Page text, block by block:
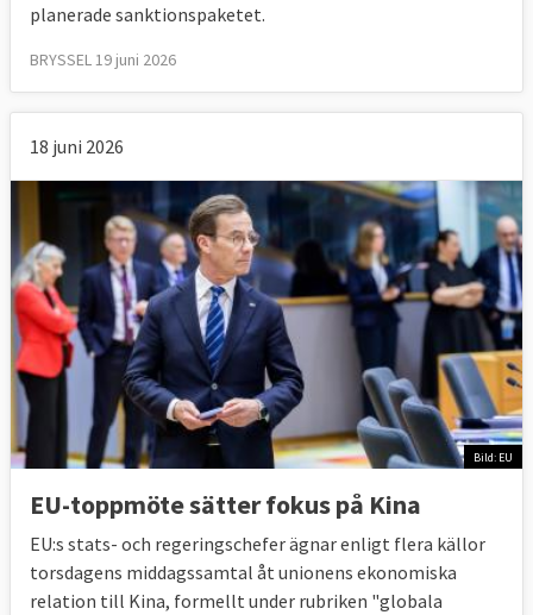
planerade sanktionspaketet.
BRYSSEL 19 juni 2026
18 juni 2026
Bild: EU
EU-toppmöte sätter fokus på Kina
EU:s stats- och regeringschefer ägnar enligt flera källor
torsdagens middagssamtal åt unionens ekonomiska
relation till Kina, formellt under rubriken "globala